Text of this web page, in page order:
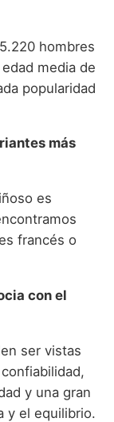
hombres
media de
popularidad
más
es
francés o
con el
ser vistas
y una gran
y el equilibrio.